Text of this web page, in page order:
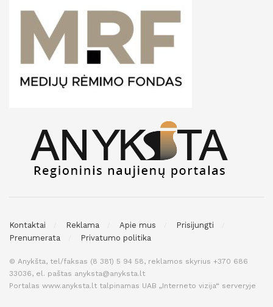
Kontaktai Reklama Apie mus
Prisijungti
Prenumerata
Privatumo politika
© Anykšta, tel/faksas (8 381) 5 94 58, reklamos skyrius +370 686
33036, el. paštas anyksta@anyksta.lt
Portalas www.anyksta.lt talpinamas UAB „Interneto vizija“ serveryje